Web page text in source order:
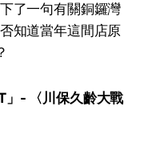
了一句有關銅鑼灣
知道當年這間店原
」- 〈川保久齡大戰